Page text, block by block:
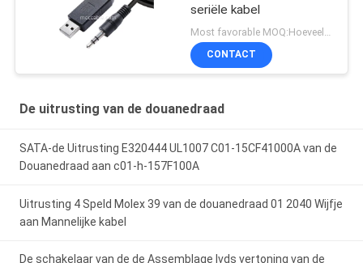
seriële kabel
CONTACT
De uitrusting van de douanedraad
SATA-de Uitrusting E320444 UL1007 C01-15CF41000A van de
Douanedraad aan c01-h-157F100A
Uitrusting 4 Speld Molex 39 van de douanedraad 01 2040 Wijfje
aan Mannelijke kabel
De schakelaar van de de Assemblage lvds vertoning van de